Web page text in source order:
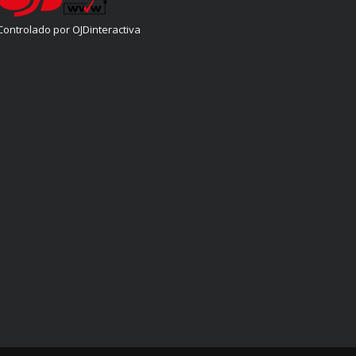
por OJDinteractiva